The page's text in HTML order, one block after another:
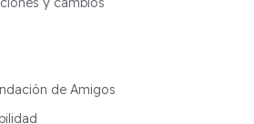
de Amigos